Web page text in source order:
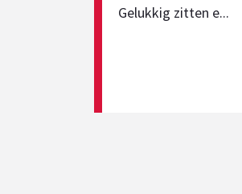
Gelukkig zitten e...